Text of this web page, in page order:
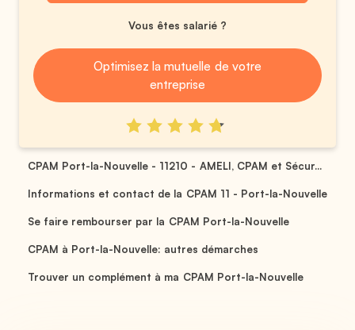
Vous êtes salarié ?
Optimisez la mutuelle de votre
entreprise
CPAM Port-la-Nouvelle - 11210 - AMELI, CPAM et Sécur...
Informations et contact de la CPAM 11 - Port-la-Nouvelle
Se faire rembourser par la CPAM Port-la-Nouvelle
CPAM à Port-la-Nouvelle: autres démarches
Trouver un complément à ma CPAM Port-la-Nouvelle